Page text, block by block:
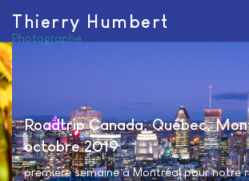
Thierry Humbert
Photographe
Roadtrip Canada, Québec,
octobre 2019
première semaine à Montréal pour notre